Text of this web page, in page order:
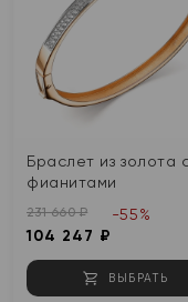
Браслет из золота
фианитами
231 660 ₽
104 247 ₽
-55%
ВЫБРАТЬ